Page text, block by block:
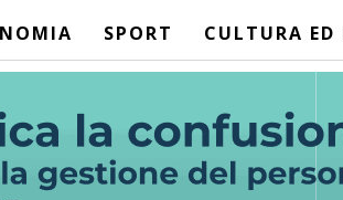
SPORT CULTURA ED